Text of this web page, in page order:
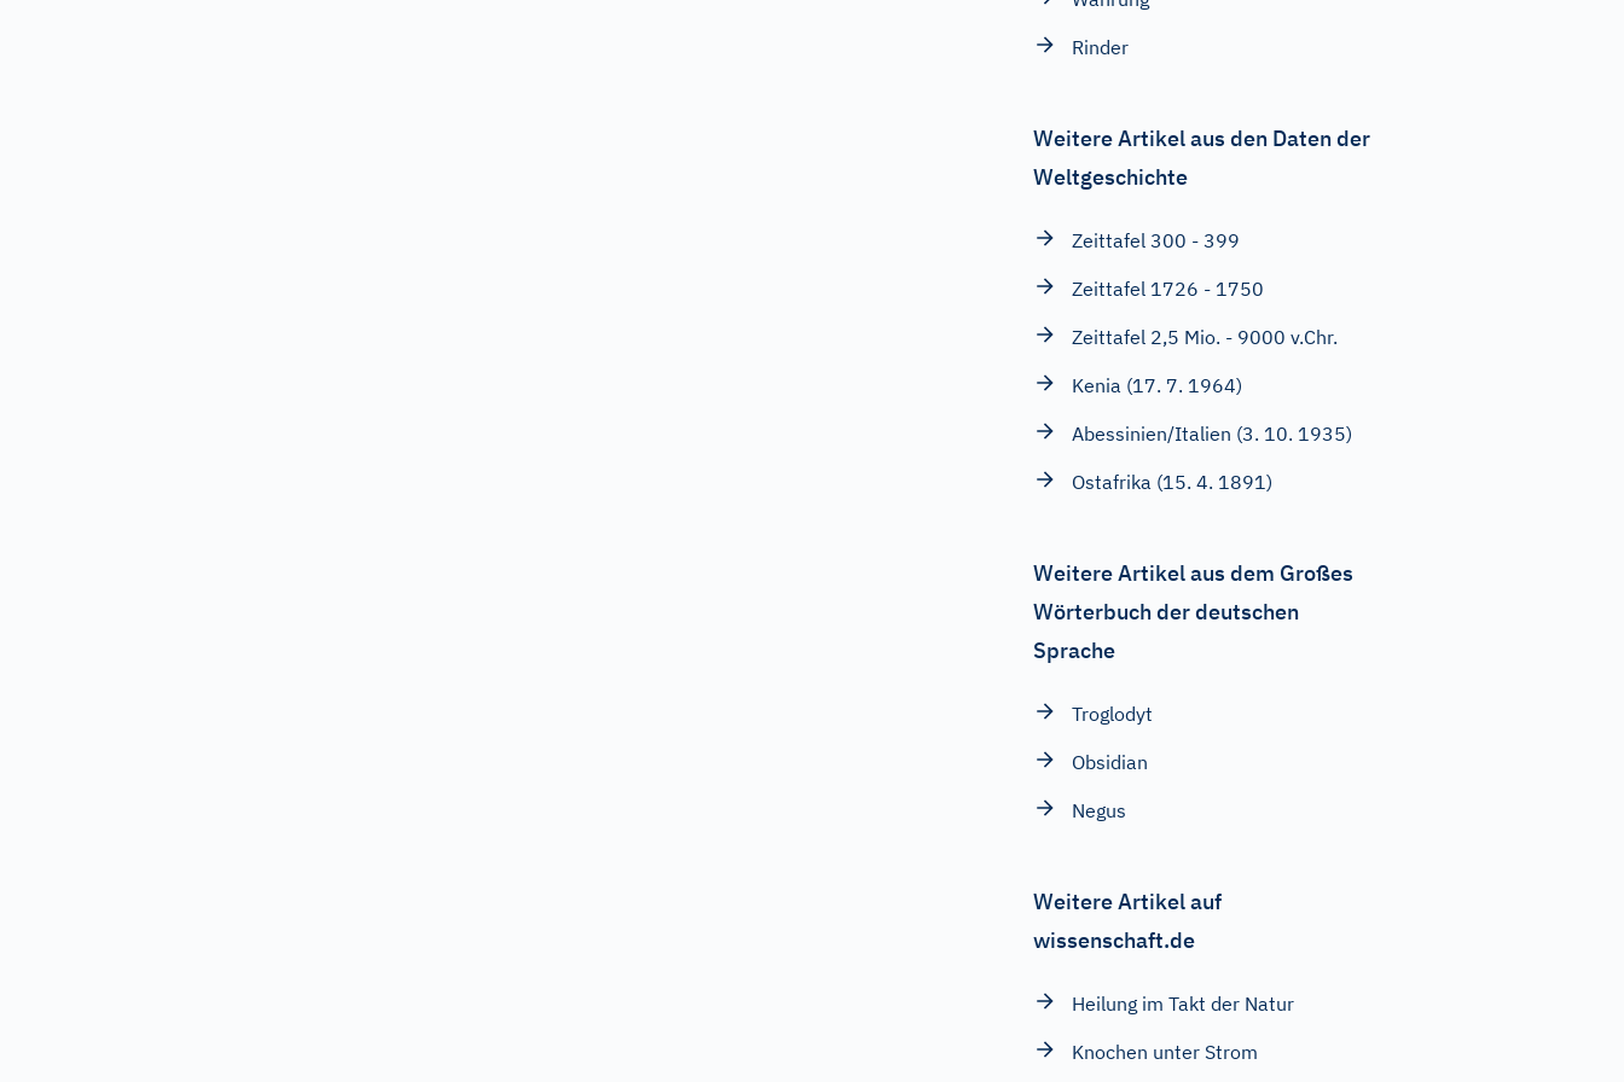
Rinder
Weitere Artikel aus den Daten der
Weltgeschichte
Zeittafel 300 - 399
Zeittafel 1726 - 1750
Zeittafel 2,5 Mio. - 9000 v.Chr.
Kenia (17. 7. 1964)
Abessinien/Italien (3. 10. 1935)
Ostafrika (15. 4. 1891)
Weitere Artikel aus dem Großes
Wörterbuch der deutschen
Sprache
Troglodyt
Obsidian
Negus
Weitere Artikel auf
wissenschaft.de
Heilung im Takt der Natur
Knochen unter Strom